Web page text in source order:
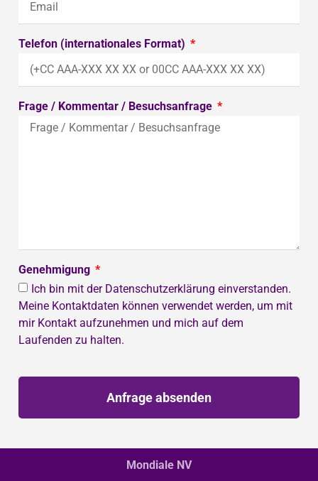
Telefon (internationales Format)
Frage / Kommentar / Besuchsanfrage
Genehmigung
Ich bin mit der Datenschutzerklärung einverstanden.
Meine Kontaktdaten können verwendet werden, um mit
mir Kontakt aufzunehmen und mich auf dem
Laufenden zu halten.
Anfrage absenden
Mondiale NV